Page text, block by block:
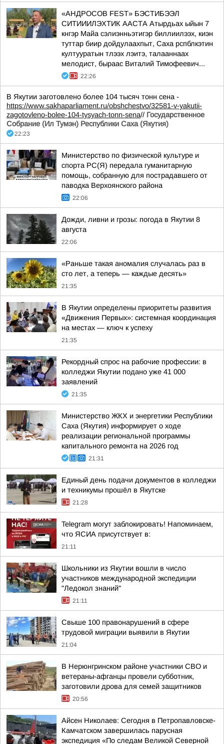
«АНДРОСОВ FEST» БЭСТИБЭЭЛ
СИТИИИЛЭХТИК ААСТА Атырдьах ыйын 7
кнгэр Майа сэлиэнньэтигэр биллиилээх, киэн
туттар биир дойдулаахпыт, Саха рспблкэтин
култууратын тлээх лэитэ, талааннаах
мелодист, быраас Виталий Тимофеевич...
22:26
В Якутии заготовлено более 104 тысяч тонн сена -
https://www.sakhaparliament.ru/obshchestvo/32581-v-yakutii-
zagotovleno-bolee-104-tysyach-tonn-sena// Государственное
Собрание (Ил Тумэн) Республики Саха (Якутия)
22:23
Министерство по физической культуре и
спорта РС(Я) передала гуманитарную
помощь, собранную для пострадавшего от
паводка Верхоянского района
22:06
Дожди, ливни и грозы: погода в Якутии 8
августа
22:06
«Раньше такая аномалия случалась раз в
сто лет, а теперь — каждые десять»
21:35
В Якутии определены приоритеты развития
«Движения Первых»: системная координация
на местах — ключ к успеху
21:35
Рекордный спрос на рабочие профессии: в
колледжи Якутии подано уже 41 000
заявлений
21:35
Министерство ЖКХ и энергетики Республики
Саха (Якутия) информирует о ходе
реализации региональной программы
капитального ремонта на 2026 год
21:31
Единый день подачи документов в колледжи
и техникумы прошёл в Якутске
21:28
Telegram могут заблокировать! Напоминаем,
что ЯСИА присутствует в:
21:11
Школьники из Якутии вошли в число
участников международной экспедиции
"Ледокол знаний"
21:11
Свыше 100 правонарушений в сфере
трудовой миграции выявили в Якутии
21:04
В Нерюнгринском районе участники СВО и
ветераны-афганцы провели субботник,
заготовили дрова для семей защитников
20:56
Айсен Николаев: Сегодня в Петропавловске-
Камчатском завершилась парусная
экспедиция «По следам Великой Северной